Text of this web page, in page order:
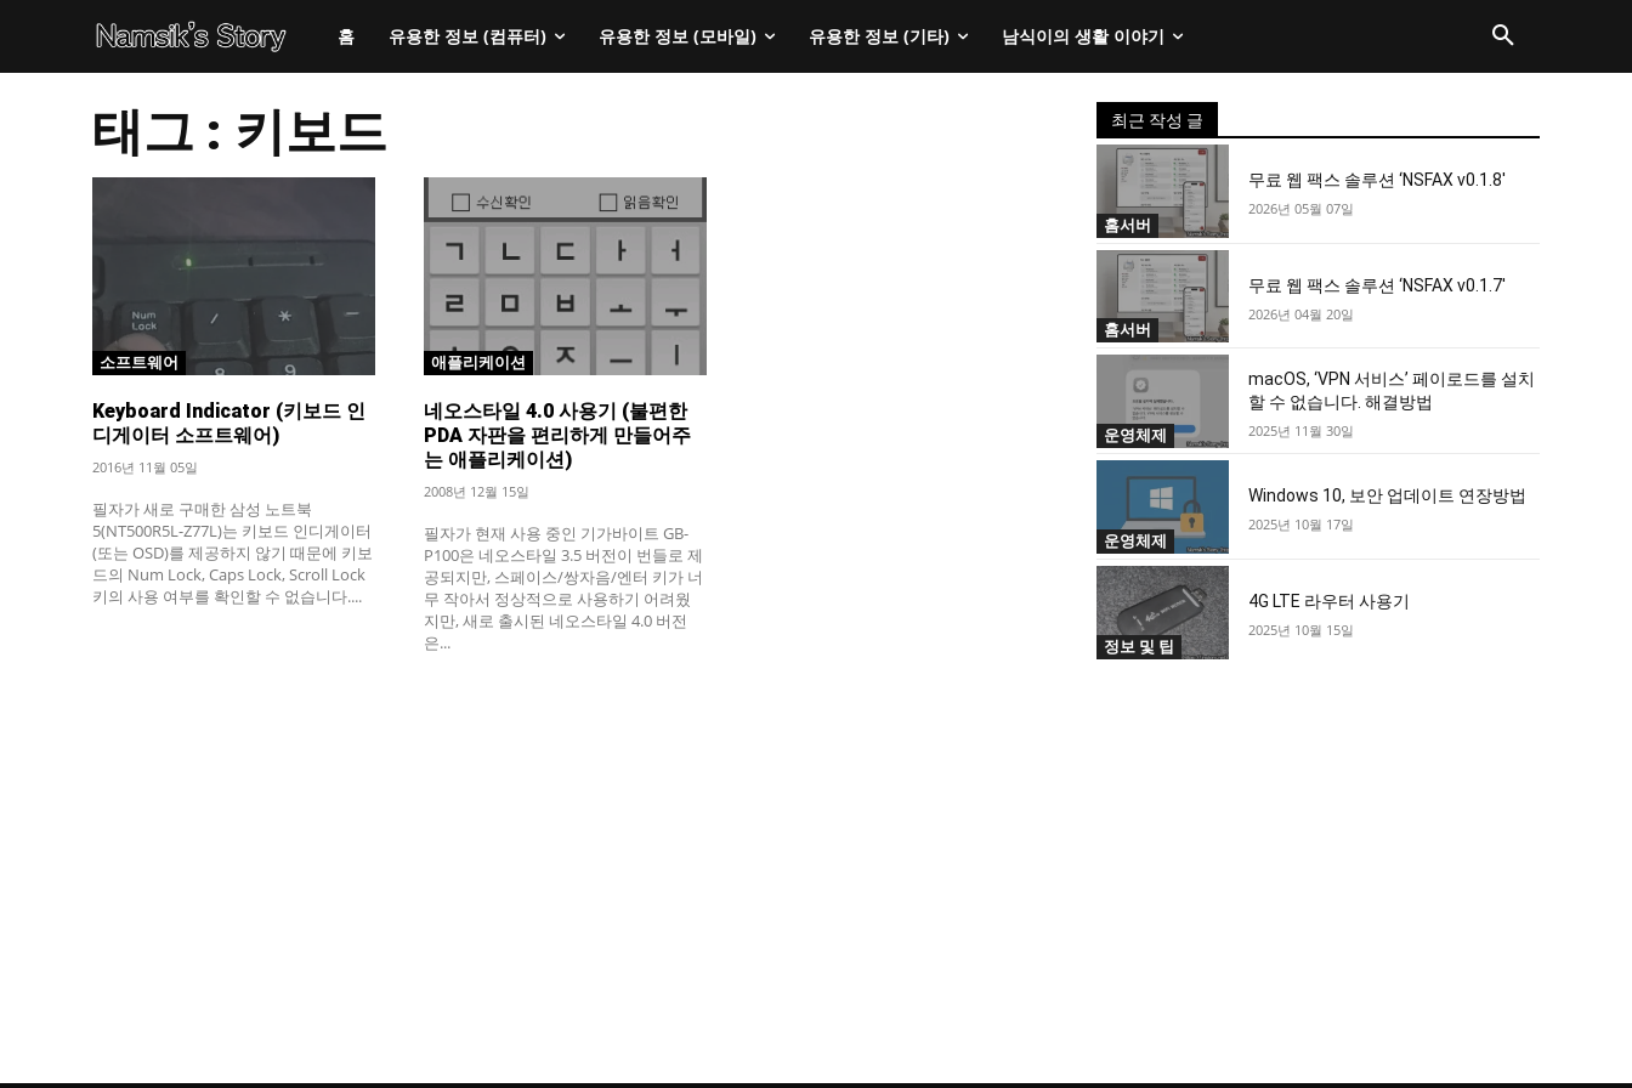
홈 유용한 정보 (컴퓨터) 유용한 정보 (모바일) 유용한 정보 (기타) 남식이의 생활 이야기
태그 : 키보드
소프트웨어
Keyboard Indicator (키보드 인
디게이터 소프트웨어)
2016년 11월 05일
필자가 새로 구매한 삼성 노트북
5(NT500R5L-Z77L)는 키보드 인디게이터
(또는 OSD)를 제공하지 않기 때문에 키보
드의 Num Lock, Caps Lock, Scroll Lock
키의 사용 여부를 확인할 수 없습니다....
애플리케이션
네오스타일 4.0 사용기 (불편한
PDA 자판을 편리하게 만들어주
는 애플리케이션)
2008년 12월 15일
필자가 현재 사용 중인 기가바이트 GB-
P100은 네오스타일 3.5 버전이 번들로 제
공되지만, 스페이스/쌍자음/엔터 키가 너
무 작아서 정상적으로 사용하기 어려웠
지만, 새로 출시된 네오스타일 4.0 버전
은...
최근 작성 글
홈서버
무료 웹 팩스 솔루션 ‘NSFAX v0.1.8′
2026년 05월 07일
홈서버
무료 웹 팩스 솔루션 ‘NSFAX v0.1.7′
2026년 04월 20일
운영체제
macOS, ‘VPN 서비스’ 페이로드를 설치
할 수 없습니다. 해결방법
2025년 11월 30일
운영체제
Windows 10, 보안 업데이트 연장방법
2025년 10월 17일
정보 및 팁
4G LTE 라우터 사용기
2025년 10월 15일